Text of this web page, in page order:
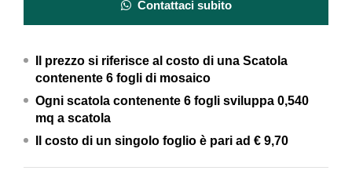
Roma
-
FAP
Ceramiche
quantity
Contattaci subito
Il prezzo si riferisce al costo di una Scatola
contenente 6 fogli di mosaico
Ogni scatola contenente 6 fogli sviluppa 0,540
mq a scatola
Il costo di un singolo foglio è pari ad € 9,70